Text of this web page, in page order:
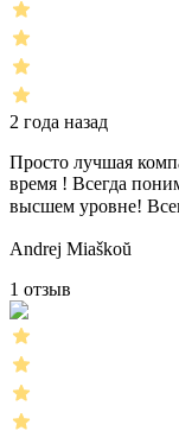
2 года назад
Просто лучшая
время ! Всегда
высшем уровне!
Andrej Miaškoŭ
1 отзыв